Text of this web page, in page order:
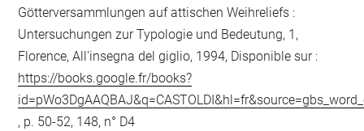
Götterversammlungen auf attischen Weihreliefs :
Untersuchungen zur Typologie und Bedeutung, 1,
Florence, All'insegna del giglio, 1994, Disponible sur :
https://books.google.fr/books?
, p. 50-52, 148, n° D4